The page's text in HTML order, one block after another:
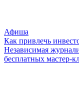
Афиша
Как привлечь
Независимая
бесплатных мастер-